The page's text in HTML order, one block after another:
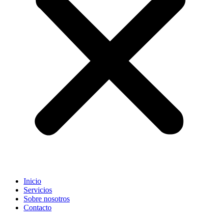
Inicio
Servicios
Sobre nosotros
Contacto